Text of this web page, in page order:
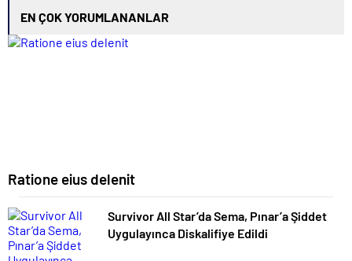
EN ÇOK YORUMLANANLAR
Ratione eius delenit
Survivor All Star’da Sema, Pınar’a Şiddet
Uygulayınca Diskalifiye Edildi